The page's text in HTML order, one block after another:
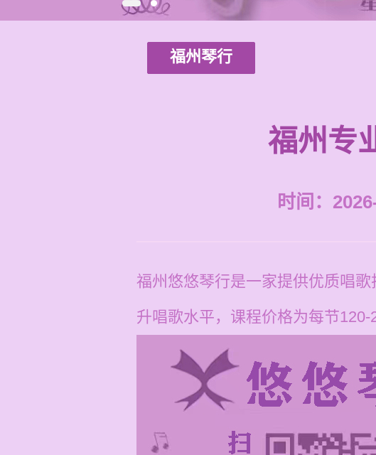
福州琴行
福州专
时间：
福州悠悠琴行是一家提供优质唱
升唱歌水平，课程价格为每节120-